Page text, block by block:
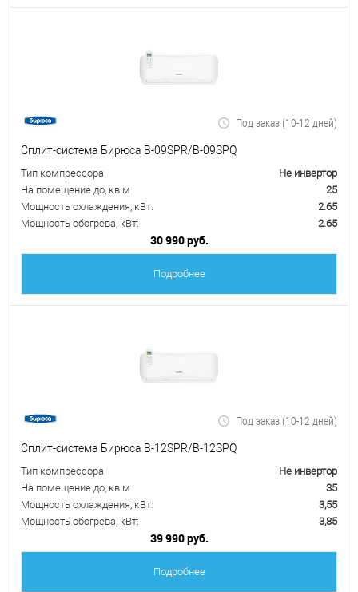
Под заказ (10-12 дней)
Сплит-система Бирюса B-09SPR/B-09SPQ
Тип компрессора
Не инвертор
На помещение до, кв.м
25
Мощность охлаждения, кВт:
2.65
Мощность обогрева, кВт:
2.65
30 990 руб.
Подробнее
Под заказ (10-12 дней)
Сплит-система Бирюса B-12SPR/B-12SPQ
Тип компрессора
Не инвертор
На помещение до, кв.м
35
Мощность охлаждения, кВт:
3,55
Мощность обогрева, кВт:
3,85
39 990 руб.
Подробнее